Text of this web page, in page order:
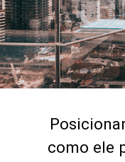
como ele